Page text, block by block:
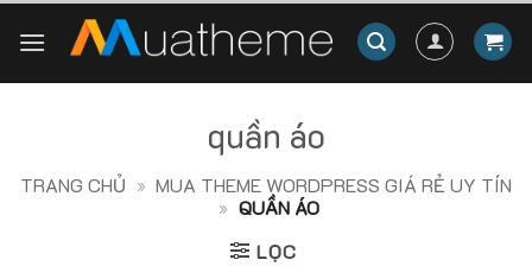
quần áo
TRANG CHỦ » MUA THEME WORDPRESS GIÁ RẺ UY TÍN
» QUẦN ÁO
LỌC